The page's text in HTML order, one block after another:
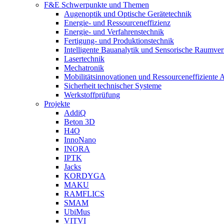
F&E Schwerpunkte und Themen
Augenoptik und Optische Gerätetechnik
Energie- und Ressourceneffizienz
Energie- und Verfahrenstechnik
Fertigung- und Produktionstechnik
Intelligente Bauanalytik und Sensorische
Lasertechnik
Mechatronik
Mobilitätsinnovationen und Ressourceneffiziente
Sicherheit technischer Systeme
Werkstoffprüfung
Projekte
AddiQ
Beton 3D
H4O
InnoNano
INORA
IPTK
Jacks
KORDYGA
MAKU
RAMFLICS
SMAM
UbiMus
VITVI